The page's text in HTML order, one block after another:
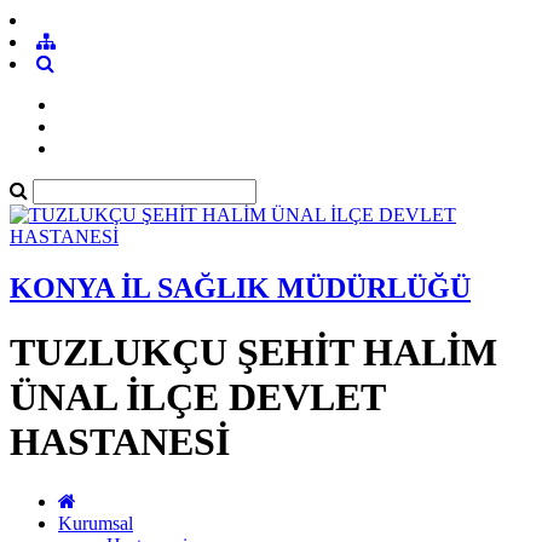
KONYA İL SAĞLIK MÜDÜRLÜĞÜ
TUZLUKÇU ŞEHİT HALİM
ÜNAL İLÇE DEVLET
HASTANESİ
Kurumsal